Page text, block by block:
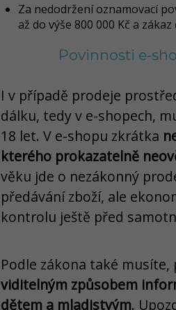
Za nedodržení oznamovací
až do výše 800 000 Kč a
Povinnosti e-
I v případě prodeje
dálku, tedy v e-shopech,
18 let. V e-shopu zkrátka
kterého prokazatelně
věku jde o nezákonný
předávání zboží, ale
kontrolu ještě před
Podle zákona také
viditelným způsobem
dětem a mladistvým.